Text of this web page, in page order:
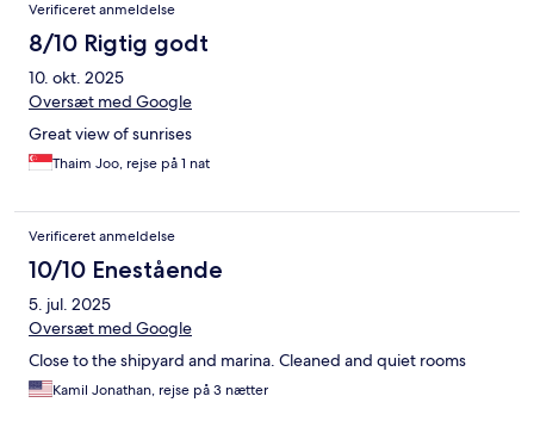
Verificeret anmeldelse
8/10 Rigtig godt
10. okt. 2025
Oversæt med Google
Great view of sunrises
Thaim Joo, rejse på 1 nat
Verificeret anmeldelse
10/10 Enestående
5. jul. 2025
Oversæt med Google
Close to the shipyard and marina. Cleaned and quiet rooms
Kamil Jonathan, rejse på 3 nætter